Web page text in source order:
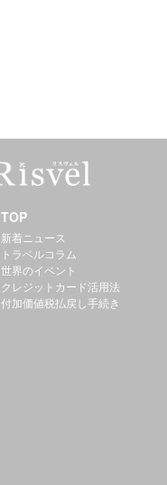
TOP
新着ニュース
トラベルコラム
世界のイベント
クレジットカード活用法
付加価値税払戻し手続き